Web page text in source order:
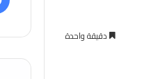
دقيقة واحدة